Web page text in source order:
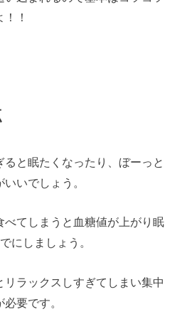
！
ると眠たくなったり、ぼーっと
いでしょう。
べてしまうと血糖値が上がり眠
にしましょう。
リラックスしすぎてしまい集中
要です。